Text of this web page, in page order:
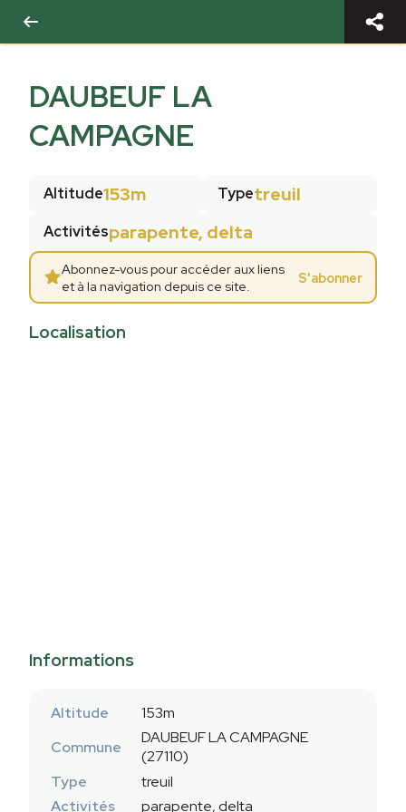
DAUBEUF LA
CAMPAGNE
Altitude153m Typetreuil
Activitésparapente, delta
Abonnez-vous pour accéder aux liens
et à la navigation depuis ce site.
S'abonner
Localisation
Informations
Altitude
153m
Commune
DAUBEUF LA CAMPAGNE
(27110)
Type
treuil
Activités
parapente, delta